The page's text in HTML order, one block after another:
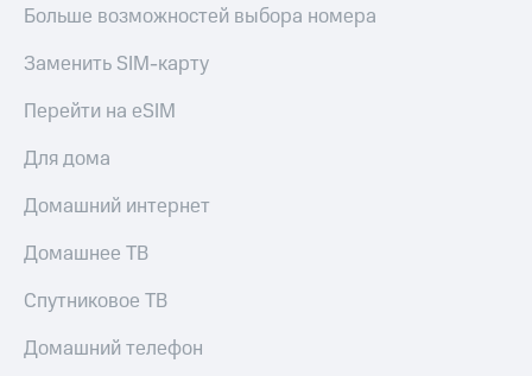
Больше возможностей выбора номера
Заменить SIM-карту
Перейти на eSIM
Для дома
Домашний интернет
Домашнее ТВ
Спутниковое ТВ
Домашний телефон